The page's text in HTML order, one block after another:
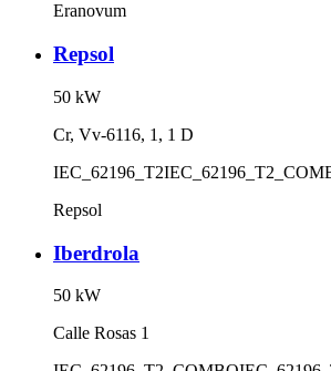
Eranovum
Repsol
50 kW
Cr, Vv-6116, 1, 1 D
IEC_62196_T2
Repsol
Iberdrola
50 kW
Calle Rosas 1